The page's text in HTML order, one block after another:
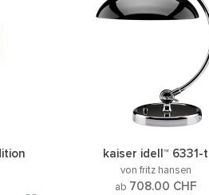
kaiser idell™ 6331-t
von fritz hansen
ab 708.00 CHF